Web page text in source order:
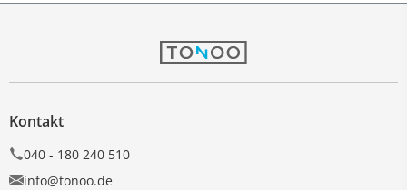
Kontakt
040 - 180 240 510
info@tonoo.de